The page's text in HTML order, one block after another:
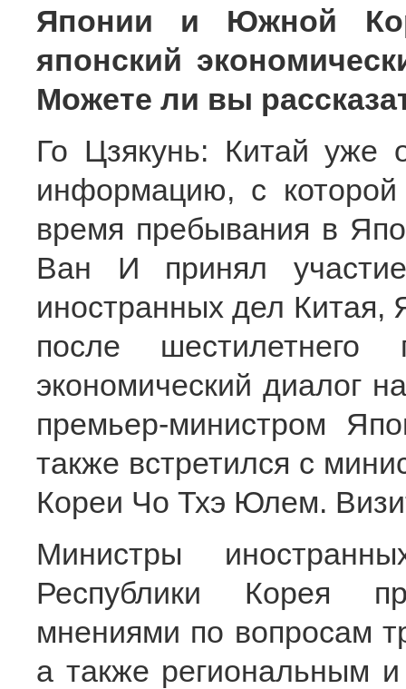
Японии и Южной
японский
Можете ли вы
Го Цзякунь: Китай уже
информацию, с
время пребывания в
Ван И принял
иностранных дел
после шестилетнего
экономический диалог
премьер-министром
также встретился с
Кореи Чо Тхэ Юлем.
Министры
Республики Корея
мнениями по вопросам
а также региональным